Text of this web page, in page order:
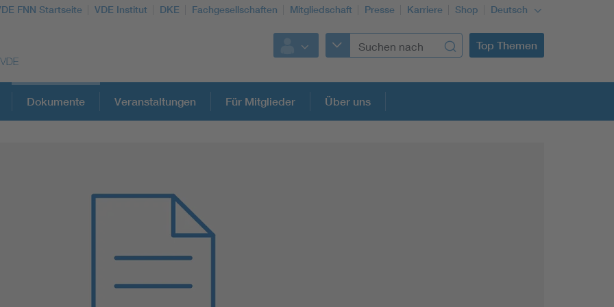
FNN Startseite VDE Institut DKE Fachgesellschaften Mitgliedschaft Presse Karriere Shop Deutsch
Top Themen
Vom Netz zum System
Digitalisierung und Metering
Dokumente Veranstaltungen Für Mitglieder Über uns